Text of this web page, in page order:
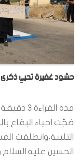
حشود غفيرة تحيي
مدة القراءة 3 دقيقة
ضجّت احياء البقاع
التلبية،وانطلقت
الحسين عليه